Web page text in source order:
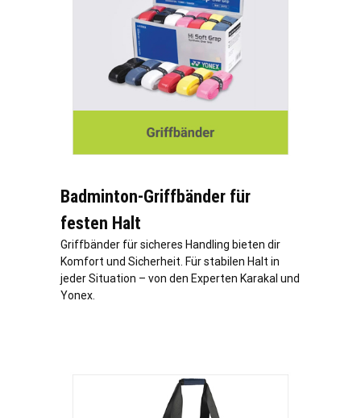
Badminton-Griffbänder für
festen Halt
Griffbänder für sicheres Handling bieten dir
Komfort und Sicherheit. Für stabilen Halt in
jeder Situation – von den Experten Karakal und
Yonex.